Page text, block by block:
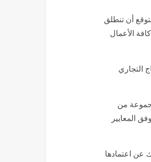
أن تنطلق
أن يتم استكمال كافة الأعمال
التجاري
من
المعايير
عن اعتمادها